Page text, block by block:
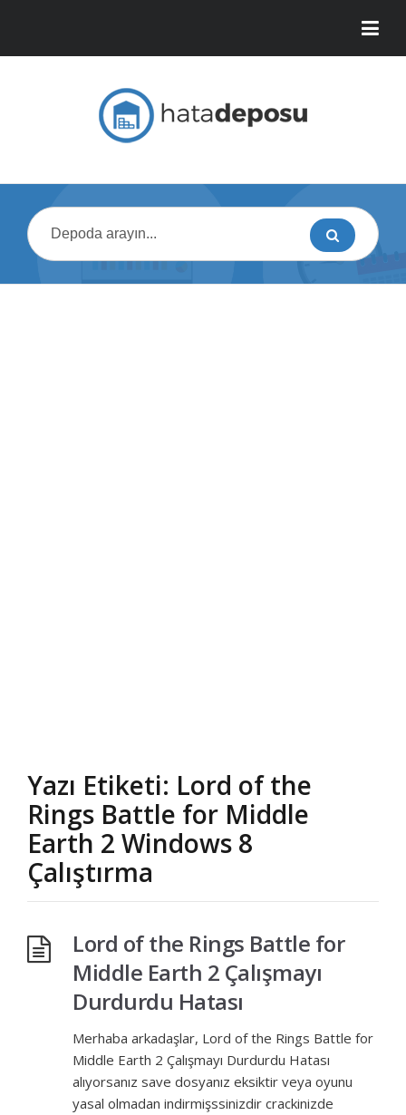
Yazı Etiketi: Lord of the
Rings Battle for Middle
Earth 2 Windows 8
Çalıştırma
Lord of the Rings Battle for
Middle Earth 2 Çalışmayı
Durdurdu Hatası
Merhaba arkadaşlar, Lord of the Rings Battle for
Middle Earth 2 Çalışmayı Durdurdu Hatası
alıyorsanız save dosyanız eksiktir veya oyunu
yasal olmadan indirmişssinizdir crackinizde